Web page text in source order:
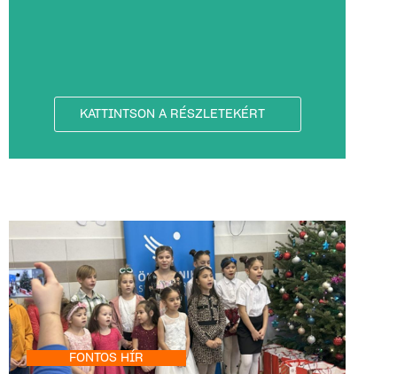
KATTINTSON A RÉSZLETEKÉRT
FONTOS HÍR